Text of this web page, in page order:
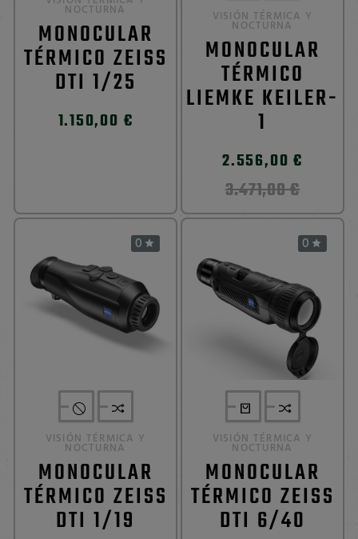
NOCTURNA
MONOCULAR
TÉRMICO ZEISS
DTI 1/25
1.150,00 €
VISIÓN TÉRMICA Y
NOCTURNA
MONOCULAR
TÉRMICO
LIEMKE KEILER-
1
2.556,00 €
3.471,00 €
0 
VISIÓN TÉRMICA Y
NOCTURNA
MONOCULAR
TÉRMICO ZEISS
DTI 1/19
0 
VISIÓN TÉRMICA Y
NOCTURNA
MONOCULAR
TÉRMICO ZEISS
DTI 6/40